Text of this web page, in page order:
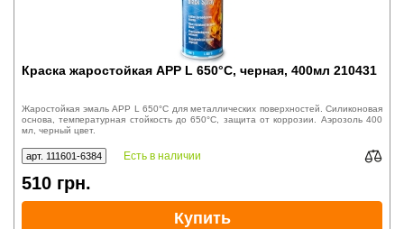
Краска жаростойкая APP L 650°С, черная, 400мл 210431
Жаростойкая эмаль APP L 650°С для металлических поверхностей. Силиконовая
основа, температурная стойкость до 650°С, защита от коррозии. Аэрозоль 400
мл, черный цвет.
арт. 111601-6384 Есть в наличии
510 грн.
Купить